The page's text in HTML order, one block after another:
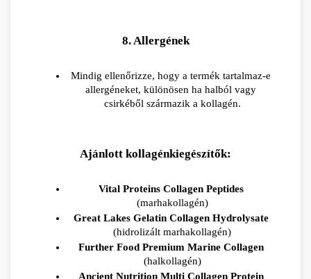
8. Allergének
Mindig ellenőrizze, hogy a termék tartalmaz-e
allergéneket, különösen ha halból vagy
csirkéből származik a kollagén.
Ajánlott kollagénkiegészítők:
Vital Proteins Collagen Peptides
(marhakollagén)
Great Lakes Gelatin Collagen Hydrolysate
(hidrolizált marhakollagén)
Further Food Premium Marine Collagen
(halkollagén)
Ancient Nutrition Multi Collagen Protein